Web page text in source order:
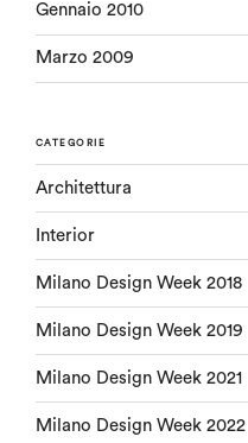
Gennaio 2010
Marzo 2009
CATEGORIE
Architettura
Interior
Milano Design Week 2018
Milano Design Week 2019
Milano Design Week 2021
Milano Design Week 2022